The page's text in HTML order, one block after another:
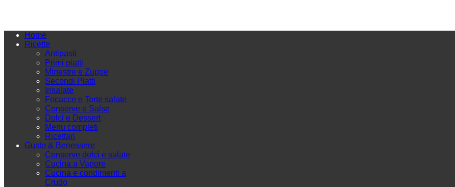
Home
Ricette
Antipasti
Primi piatti
Minestre e Zuppe
Secondi Piatti
Insalate
Focacce e Torte salate
Conserve e Salse
Dolci e Dessert
Menu completi
Ricettari
Gusto & Benessere
Conserve dolci e salate
Cucina a Vapore
Cucina e condimenti a
Crudo